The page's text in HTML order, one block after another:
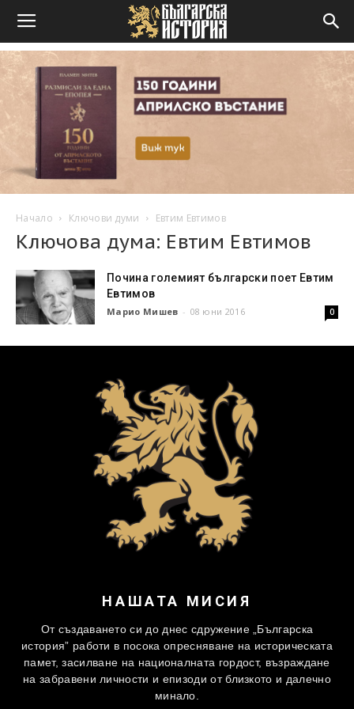
Начало Ключови думи Евтим Евтимов
Ключова дума: Евтим Евтимов
Почина големият български поет Евтим
Евтимов
Марио Мишев - 08 юни 2016 0
НАШАТА МИСИЯ
От създаването си до днес сдружение „Българска
история” работи в посока опресняване на историческата
памет, засилване на националната гордост, възраждане
на забравени личности и епизоди от близкото и далечно
минало.